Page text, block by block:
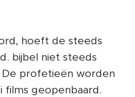
hoeft de steeds
bijbel niet steeds
profetieën worden
films geopenbaard.